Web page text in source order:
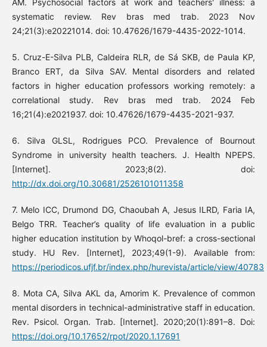
AM. Psychosocial factors at work and teachers' illness: a
systematic review. Rev bras med trab. 2023 Nov
24;21(3):e20221014. doi: 10.47626/1679-4435-2022-1014.
5. Cruz-E-Silva PLB, Caldeira RLR, de Sá SKB, de Paula KP,
Branco ERT, da Silva SAV. Mental disorders and related
factors in higher education professors working remotely: a
correlational study. Rev bras med trab. 2024 Feb
16;21(4):e2021937. doi: 10.47626/1679-4435-2021-937.
6. Silva GLSL, Rodrigues PCO. Prevalence of Bournout
Syndrome in university health teachers. J. Health NPEPS.
[Internet]. 2023;8(2). doi:
http://dx.doi.org/10.30681/2526101011358
7. Melo ICC, Drumond DG, Chaoubah A, Jesus ILRD, Faria IA,
Belgo TRR. Teacher’s quality of life evaluation in a public
higher education institution by Whoqol-bref: a cross-sectional
study. HU Rev. [Internet], 2023;49(1-9). Available from:
https://periodicos.ufjf.br/index.php/hurevista/article/view/40783
8. Mota CA, Silva AKL da, Amorim K. Prevalence of common
mental disorders in technical-administrative staff in education.
Rev. Psicol. Organ. Trab. [Internet]. 2020;20(1):891–8. Doi:
https://doi.org/10.17652/rpot/2020.1.17691